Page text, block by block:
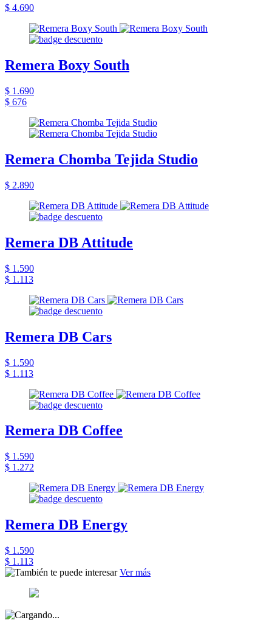
$ 4.690
Remera Boxy South
$ 1.690
$ 676
Remera Chomba Tejida Studio
$ 2.890
Remera DB Attitude
$ 1.590
$ 1.113
Remera DB Cars
$ 1.590
$ 1.113
Remera DB Coffee
$ 1.590
$ 1.272
Remera DB Energy
$ 1.590
$ 1.113
Ver más